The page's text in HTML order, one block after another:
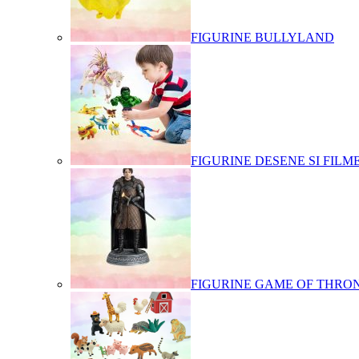
FIGURINE BULLYLAND
FIGURINE DESENE SI
FIGURINE GAME OF